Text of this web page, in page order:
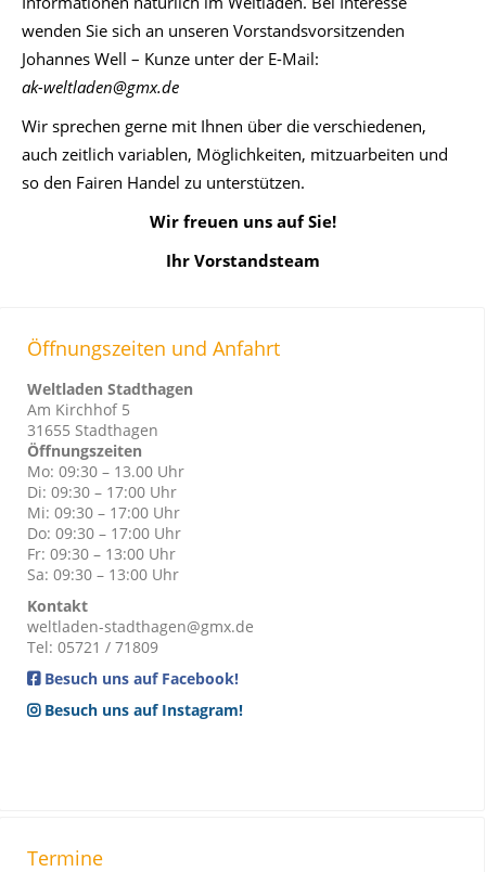
wenden Sie sich an unseren Vorstandsvorsitzenden
Johannes Well – Kunze unter der E-Mail:
ak-weltladen@gmx.de
Wir sprechen gerne mit Ihnen über die verschiedenen,
auch zeitlich variablen, Möglichkeiten, mitzuarbeiten und
so den Fairen Handel zu unterstützen.
Wir freuen uns auf Sie!
Ihr Vorstandsteam
Öffnungszeiten und Anfahrt
Weltladen Stadthagen
Am Kirchhof 5
31655 Stadthagen
Öffnungszeiten
Mo: 09:30 – 13.00 Uhr
Di: 09:30 – 17:00 Uhr
Mi: 09:30 – 17:00 Uhr
Do: 09:30 – 17:00 Uhr
Fr: 09:30 – 13:00 Uhr
Sa: 09:30 – 13:00 Uhr
Kontakt
weltladen-stadthagen@gmx.de
Tel: 05721 / 71809
Besuch uns auf Facebook!
Besuch uns auf Instagram!
Termine